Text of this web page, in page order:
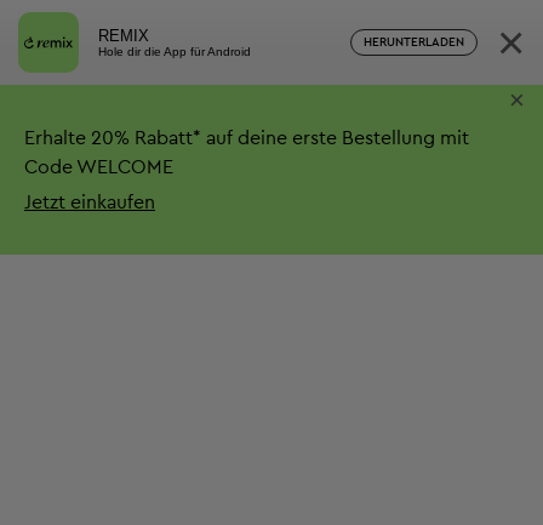
REMIX
Hole dir die App für Android
HERUNTERLADEN ×
Erhalte 20% Rabatt* auf deine erste Bestellung mit
Code WELCOME
Jetzt einkaufen
×